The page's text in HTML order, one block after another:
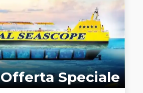
Offerta Speciale